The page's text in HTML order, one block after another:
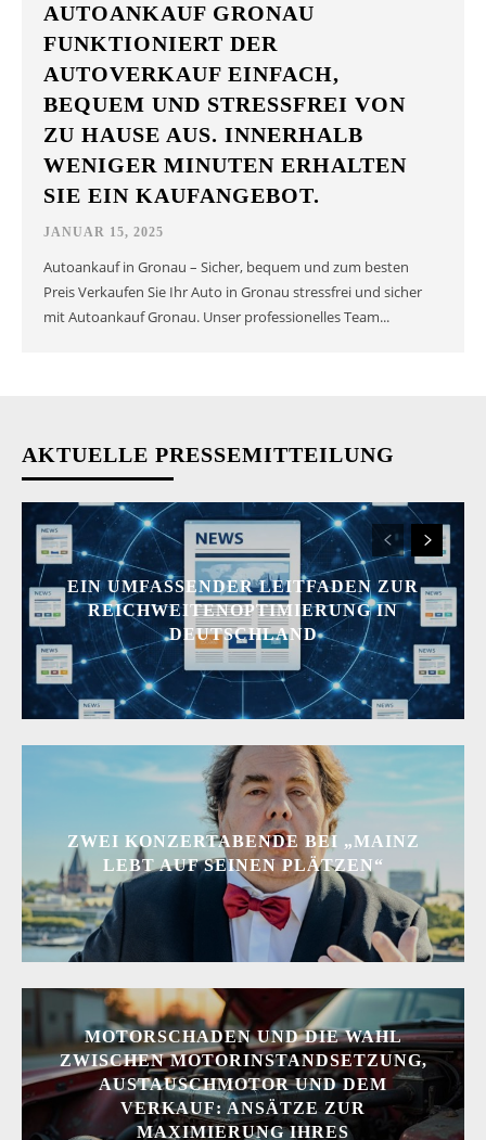
AUTOANKAUF GRONAU
FUNKTIONIERT DER
AUTOVERKAUF EINFACH,
BEQUEM UND STRESSFREI VON
ZU HAUSE AUS. INNERHALB
WENIGER MINUTEN ERHALTEN
SIE EIN KAUFANGEBOT.
JANUAR 15, 2025
Autoankauf in Gronau – Sicher, bequem und zum besten
Preis Verkaufen Sie Ihr Auto in Gronau stressfrei und sicher
mit Autoankauf Gronau. Unser professionelles Team...
AKTUELLE PRESSEMITTEILUNG
EIN UMFASSENDER LEITFADEN ZUR
REICHWEITENOPTIMIERUNG IN
DEUTSCHLAND
ZWEI KONZERTABENDE BEI „MAINZ
LEBT AUF SEINEN PLÄTZEN“
MOTORSCHADEN UND DIE WAHL
ZWISCHEN MOTORINSTANDSETZUNG,
AUSTAUSCHMOTOR UND DEM
VERKAUF: ANSÄTZE ZUR
MAXIMIERUNG IHRES